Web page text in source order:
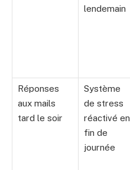
lendemain
Réponses
aux mails
tard le soir
Système
de stress
réactivé en
fin de
journée